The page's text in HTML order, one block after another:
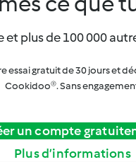
et plus de 100 000
essai gratuit de 30 jours et
Cookidoo®. Sans
un compte
Plus d’informations